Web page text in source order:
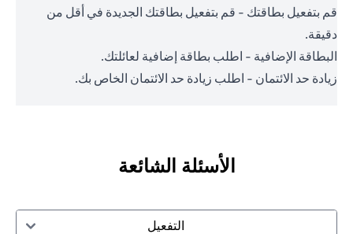
قم بتفعيل بطاقتك - قم بتفعيل بطاقتك الجديدة في أقل من
دقيقة.
البطاقة الإضافية - اطلب بطاقة إضافية لعائلتك.
زيادة حد الائتمان - اطلب زيادة حد الائتمان الخاص بك.
الأسئلة الشائعة
التفعيل